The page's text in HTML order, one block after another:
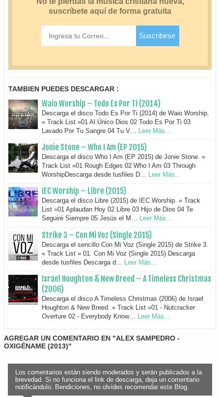
TAMBIEN PUEDES DESCARGAR :
Waio Worship – Todo Es Por Ti (2014)
Descarga el disco Todo Es Por Ti (2014) de Waio Worship.
« Track List »01 Al Único Dios 02 Todo Es Por Ti 03
Lavado Por Tu Sangre 04 Tu V…
Leer Más...
Jonie Stone – Who I Am (EP 2015)
Descarga el disco Who I Am (EP 2015) de Jonie Stone. «
Track List »01 Rough Edges 02 Who I Am 03 Through
WorshipDescarga desde tusfiles D… Leer Más...
IEC Worship – Libre (2015)
Descarga el disco Libre (2015) de IEC Worship. « Track
List »01 Aplaudan Hoy 02 Libre 03 Hijo de Dios 04 Te
Seguiré Siempre 05 Jesús el M… Leer Más...
Strike 3 – Con Mi Voz (Single 2015)
Descarga el sencillo Con Mi Voz (Single 2015) de Strike 3.
« Track List » 01. Con Mi Voz (Single 2015) Descarga
desde tusfiles Descarga d…
Leer Más...
Israel Houghton & New Breed – A Timeless Christmas
(2006)
Descarga el disco A Timeless Christmas (2006) de Israel
Houghton & New Breed. « Track List »01 - Nutcracker
Overture 02 - Everybody Know…
Leer Más...
AGREGAR UN COMENTARIO EN "ALEX SAMPEDRO -
OXIGÉNAME (2013)"
Los comentarios están siendo moderados y serán publicados a la
brevedad. Si no funciona el link de descarga, deja un comentario
notificándolo. Bendiciones, no olvides recomendar este Blog.